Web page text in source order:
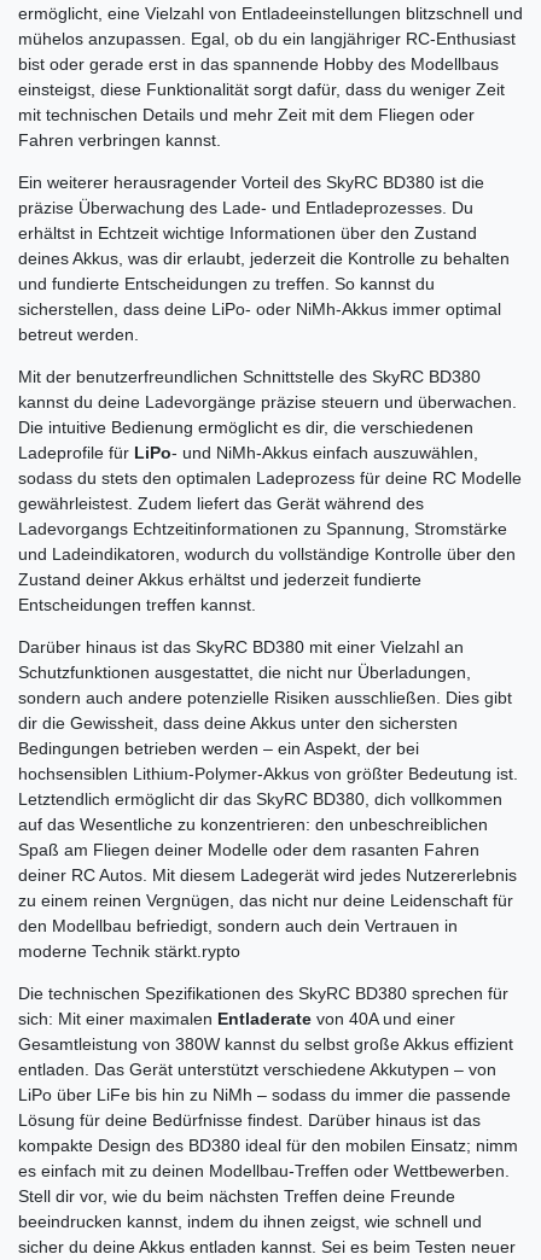
ermöglicht, eine Vielzahl von Entladeeinstellungen blitzschnell und
mühelos anzupassen. Egal, ob du ein langjähriger RC-Enthusiast
bist oder gerade erst in das spannende Hobby des Modellbaus
einsteigst, diese Funktionalität sorgt dafür, dass du weniger Zeit
mit technischen Details und mehr Zeit mit dem Fliegen oder
Fahren verbringen kannst.
Ein weiterer herausragender Vorteil des SkyRC BD380 ist die
präzise Überwachung des Lade- und Entladeprozesses. Du
erhältst in Echtzeit wichtige Informationen über den Zustand
deines Akkus, was dir erlaubt, jederzeit die Kontrolle zu behalten
und fundierte Entscheidungen zu treffen. So kannst du
sicherstellen, dass deine LiPo- oder NiMh-Akkus immer optimal
betreut werden.
Mit der benutzerfreundlichen Schnittstelle des SkyRC BD380
kannst du deine Ladevorgänge präzise steuern und überwachen.
Die intuitive Bedienung ermöglicht es dir, die verschiedenen
Ladeprofile für LiPo- und NiMh-Akkus einfach auszuwählen,
sodass du stets den optimalen Ladeprozess für deine RC Modelle
gewährleistest. Zudem liefert das Gerät während des
Ladevorgangs Echtzeitinformationen zu Spannung, Stromstärke
und Ladeindikatoren, wodurch du vollständige Kontrolle über den
Zustand deiner Akkus erhältst und jederzeit fundierte
Entscheidungen treffen kannst.
Darüber hinaus ist das SkyRC BD380 mit einer Vielzahl an
Schutzfunktionen ausgestattet, die nicht nur Überladungen,
sondern auch andere potenzielle Risiken ausschließen. Dies gibt
dir die Gewissheit, dass deine Akkus unter den sichersten
Bedingungen betrieben werden – ein Aspekt, der bei
hochsensiblen Lithium-Polymer-Akkus von größter Bedeutung ist.
Letztendlich ermöglicht dir das SkyRC BD380, dich vollkommen
auf das Wesentliche zu konzentrieren: den unbeschreiblichen
Spaß am Fliegen deiner Modelle oder dem rasanten Fahren
deiner RC Autos. Mit diesem Ladegerät wird jedes Nutzererlebnis
zu einem reinen Vergnügen, das nicht nur deine Leidenschaft für
den Modellbau befriedigt, sondern auch dein Vertrauen in
moderne Technik stärkt.rypto
Die technischen Spezifikationen des SkyRC BD380 sprechen für
sich: Mit einer maximalen Entladerate von 40A und einer
Gesamtleistung von 380W kannst du selbst große Akkus effizient
entladen. Das Gerät unterstützt verschiedene Akkutypen – von
LiPo über LiFe bis hin zu NiMh – sodass du immer die passende
Lösung für deine Bedürfnisse findest. Darüber hinaus ist das
kompakte Design des BD380 ideal für den mobilen Einsatz; nimm
es einfach mit zu deinen Modellbau-Treffen oder Wettbewerben.
Stell dir vor, wie du beim nächsten Treffen deine Freunde
beeindrucken kannst, indem du ihnen zeigst, wie schnell und
sicher du deine Akkus entladen kannst. Sei es beim Testen neuer